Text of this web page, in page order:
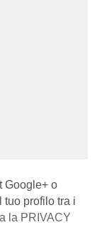
Google+ o
tuo profilo tra i
la PRIVACY